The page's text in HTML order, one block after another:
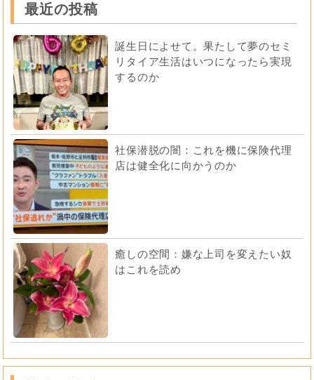
最近の投稿
誕生日によせて。果たして夢のセミ
リタイア生活はいつになったら実現
するのか
社保潜脱の闇：これを機に保険代理
店は健全化に向かうのか
癒しの空間：嫌な上司を変えたい奴
はこれを読め